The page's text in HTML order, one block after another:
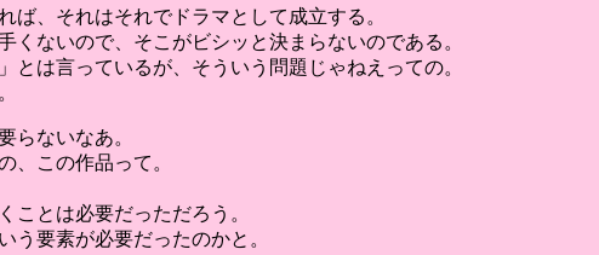
、それはそれでドラマとして成立する。
ないので、そこがビシッと決まらないのである。
は言っているが、そういう問題じゃねえっての。
らないなあ。
、この作品って。
ことは必要だっただろう。
う要素が必要だったのかと。